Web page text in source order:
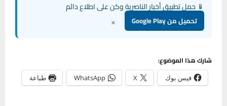
📱 حمل تطبيق أخبار الناصرية وكن على اطلاع دائم
تحميل من Google Play ×
شارك هذا الموضوع:
فيس بوك X
WhatsApp طباعة